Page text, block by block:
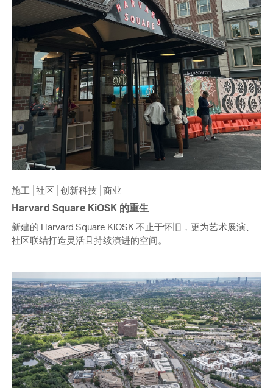
施工 社区 创新科技 商业
Harvard Square KiOSK 的重生
新建的 Harvard Square KiOSK 不止于怀旧，更为艺术展演、
社区联结打造灵活且持续演进的空间。